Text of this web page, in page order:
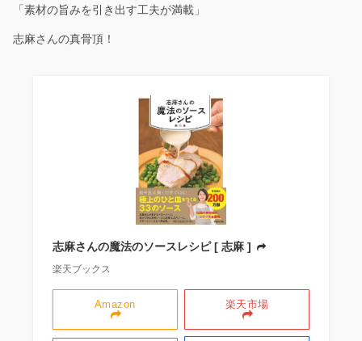
「素材の旨みを引き出す工夫が満載」
志麻さんの真骨頂！
志麻さんの魔法のソースレシピ [ 志麻 ]
楽天ブックス
Amazon 楽天市場